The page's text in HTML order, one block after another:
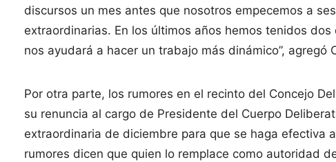
discursos un mes antes que nosotros empecemos a
extraordinarias. En los últimos años hemos tenidos
nos ayudará a hacer un trabajo más dinámico”, agregó
Por otra parte, los rumores en el recinto del Concejo
su renuncia al cargo de Presidente del Cuerpo
extraordinaria de diciembre para que se haga efectiva
rumores dicen que quien lo remplace como autoridad